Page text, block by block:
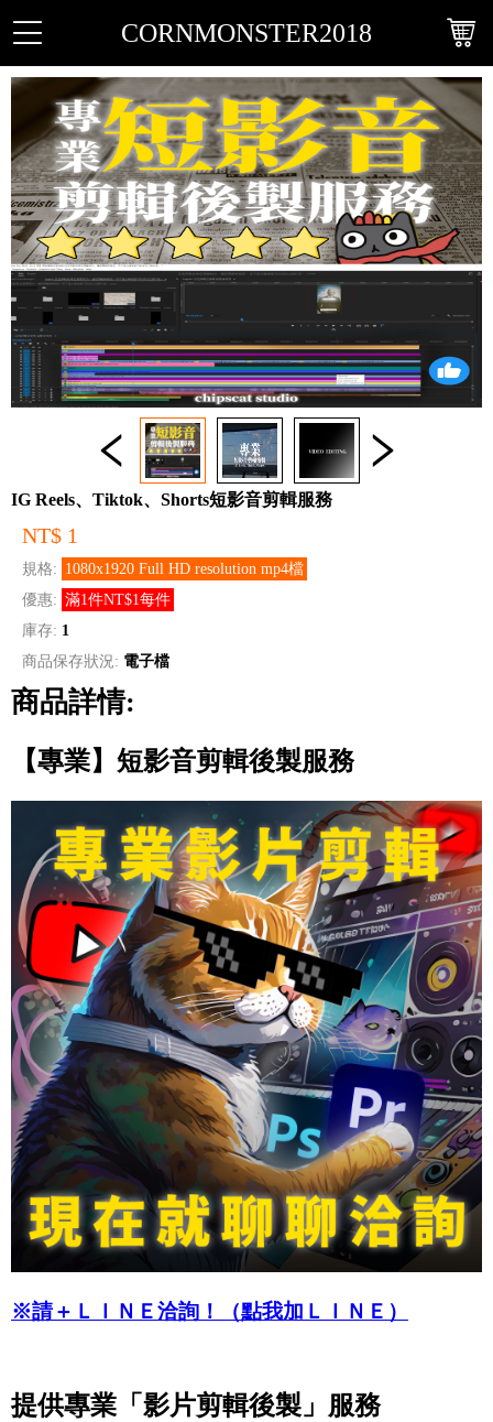
CORNMONSTER2018
IG Reels、Tiktok、Shorts短影音剪輯服務
NT$ 1
規格: 1080x1920 Full HD resolution mp4檔
優惠: 滿1件NT$1每件
庫存: 1
商品保存狀況: 電子檔
商品詳情:
【專業】短影音剪輯後製服務
※請＋ＬＩＮＥ洽詢！（點我加ＬＩＮＥ）
提供專業「影片剪輯後製」服務